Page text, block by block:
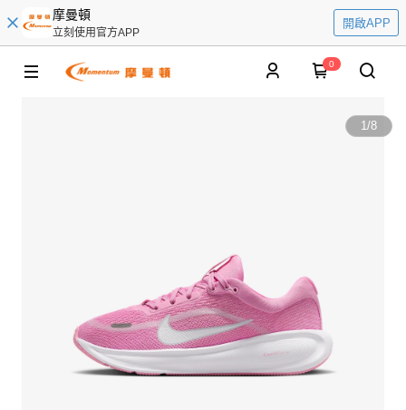
摩曼頓
立刻使用官方APP
開啟APP
0
1/8